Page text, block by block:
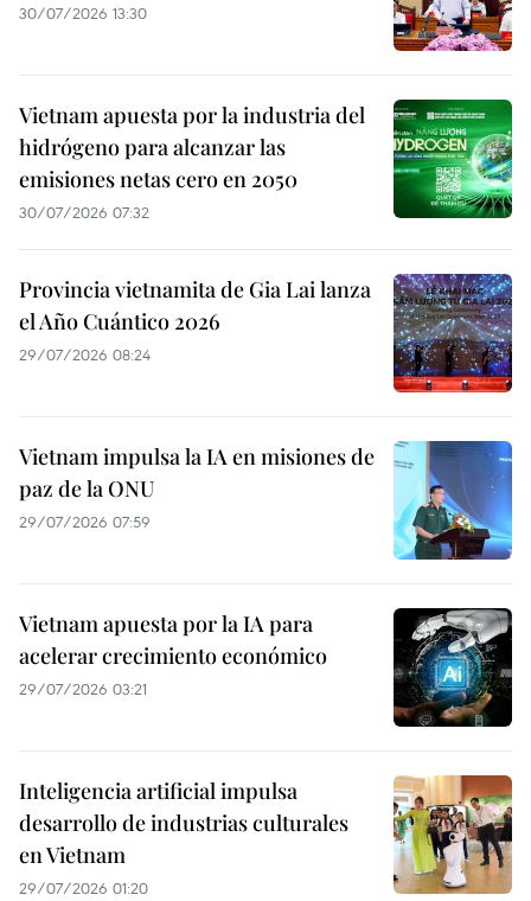
30/07/2026 13:30
Vietnam apuesta por la industria del
hidrógeno para alcanzar las
emisiones netas cero en 2050
30/07/2026 07:32
Provincia vietnamita de Gia Lai lanza
el Año Cuántico 2026
29/07/2026 08:24
Vietnam impulsa la IA en misiones de
paz de la ONU
29/07/2026 07:59
Vietnam apuesta por la IA para
acelerar crecimiento económico
29/07/2026 03:21
Inteligencia artificial impulsa
desarrollo de industrias culturales
en Vietnam
29/07/2026 01:20